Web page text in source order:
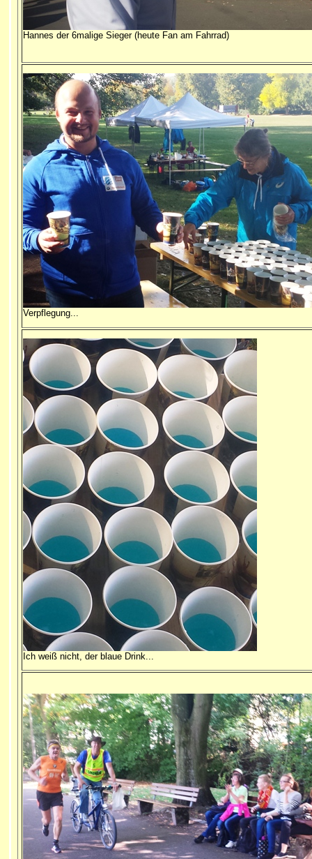
Hannes der 6malige Sieger (heute Fan am Fahrrad)
Verpflegung...
Ich weiß nicht, der blaue Drink...